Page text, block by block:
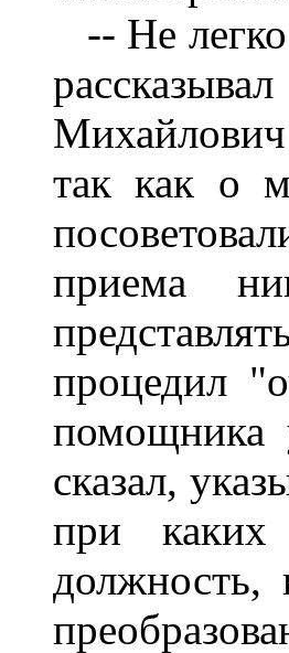
-- Не
так как о
приема
процедил
помощника
сказал,
при каких
должность,